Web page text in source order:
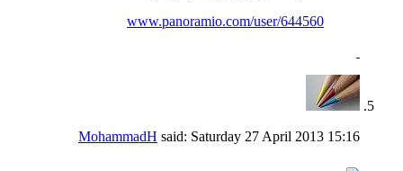
www.panoramio.com/user/644560
MohammadH said: Saturday 27 April 2013 15:16